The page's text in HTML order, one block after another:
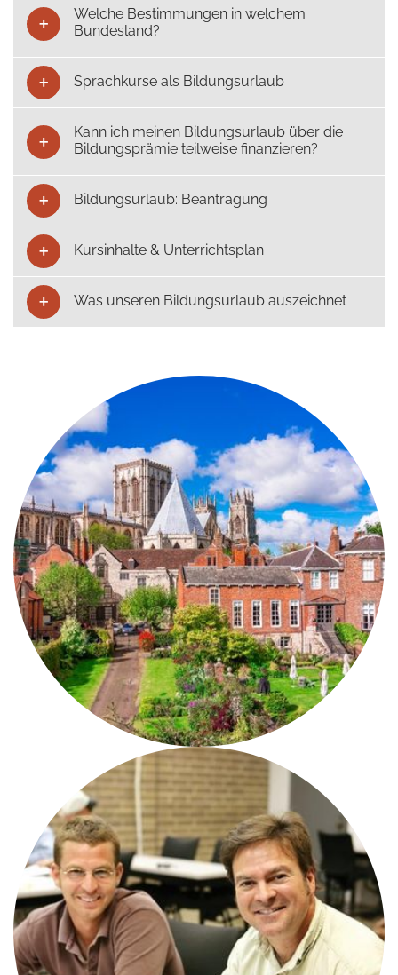
Welche Bestimmungen in welchem
Bundesland?
Sprachkurse als Bildungsurlaub
Kann ich meinen Bildungsurlaub über die
Bildungsprämie teilweise finanzieren?
Bildungsurlaub: Beantragung
Kursinhalte & Unterrichtsplan
Was unseren Bildungsurlaub auszeichnet